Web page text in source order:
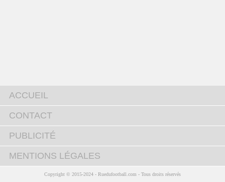
ACCUEIL
CONTACT
PUBLICITÉ
MENTIONS LÉGALES
Copyright © 2015-2024 - Ruedufootball.com - Tous droits réservés